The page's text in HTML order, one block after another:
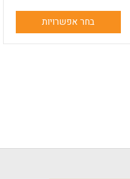
בחר אפשרויות